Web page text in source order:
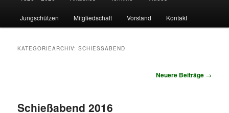
primären
sekundären
Jungschützen Mitgliedschaft Vorstand Kontakt
KATEGORIEARCHIV:SCHIESSABEND
Neuere Beiträge →
Schießabend 2016